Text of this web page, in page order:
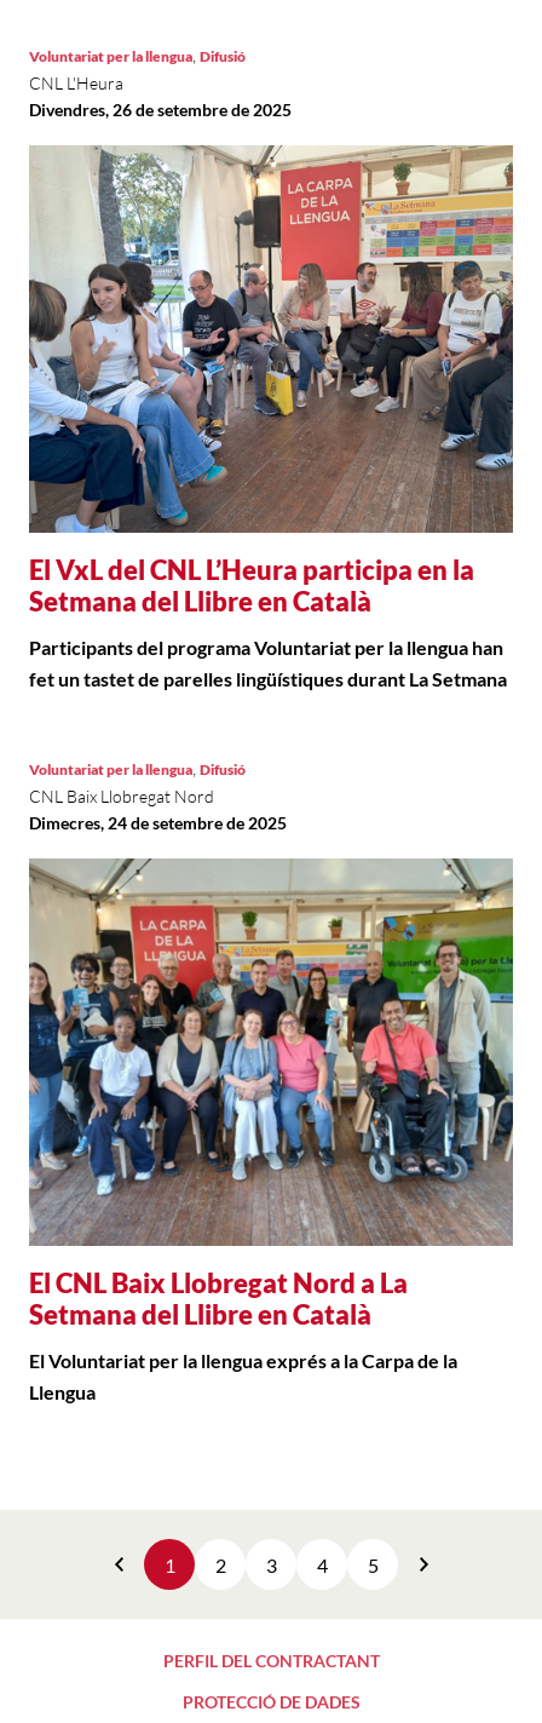
El VxL del CNL L’Heura participa en la
Setmana del Llibre en Català
Voluntariat per la llengua, Difusió
CNL L'Heura
Divendres, 26 de setembre de 2025
Participants del programa Voluntariat per la llengua han
fet un tastet de parelles lingüístiques durant La Setmana
El CNL Baix Llobregat Nord a La
Setmana del Llibre en Català
Voluntariat per la llengua, Difusió
CNL Baix Llobregat Nord
Dimecres, 24 de setembre de 2025
El Voluntariat per la llengua exprés a la Carpa de la
Llengua
Anterior
1 2 3 4 5
PERFIL DEL CONTRACTANT
PROTECCIÓ DE DADES